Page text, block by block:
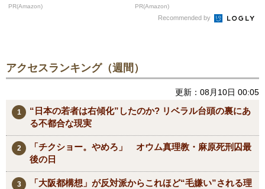
が...
PR(Amazon) PR(Amazon)
Recommended by
アクセスランキング（週間）
更新：08月10日 00:05
“日本の若者は右傾化”したのか? リベラル台頭の裏にあ
る不都合な現実
「チクショー。やめろ」 オウム真理教・麻原死刑囚最
後の日
「大阪都構想」が反対派からこれほど“毛嫌い”される理